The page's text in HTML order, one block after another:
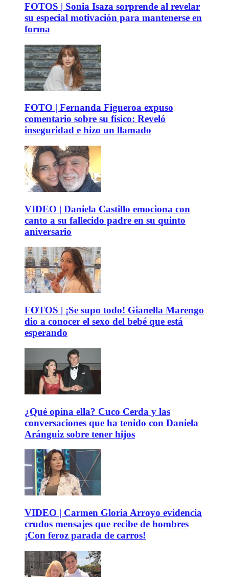
FOTOS | Sonia Isaza sorprende al revelar
su especial motivación para mantenerse en
forma
FOTO | Fernanda Figueroa expuso
comentario sobre su físico: Reveló
inseguridad e hizo un llamado
VIDEO | Daniela Castillo emociona con
canto a su fallecido padre en su quinto
aniversario
FOTOS | ¡Se supo todo! Gianella Marengo
dio a conocer el sexo del bebé que está
esperando
¿Qué opina ella? Cuco Cerda y las
conversaciones que ha tenido con Daniela
Aránguiz sobre tener hijos
VIDEO | Carmen Gloria Arroyo evidencia
crudos mensajes que recibe de hombres
¡Con feroz parada de carros!